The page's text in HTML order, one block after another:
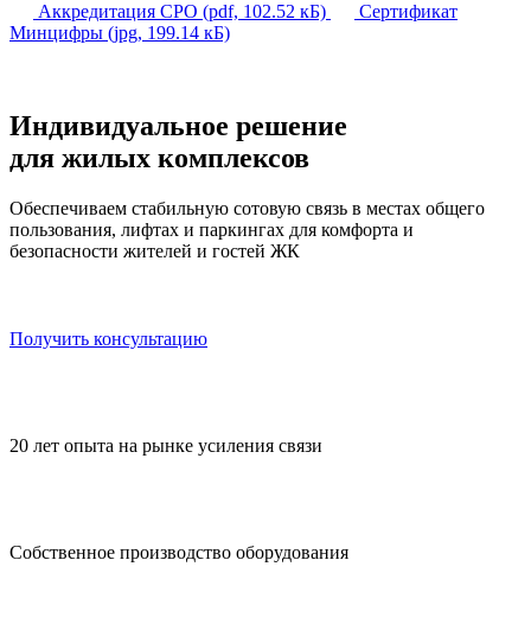
Аккредитация СРО (pdf, 102.52 кБ)
Сертификат
Минцифры (jpg, 199.14 кБ)
Индивидуальное решение
для жилых комплексов
Обеспечиваем стабильную сотовую связь в местах общего
пользования, лифтах и паркингах для комфорта и
безопасности жителей и гостей ЖК
Получить консультацию
20 лет опыта на рынке усиления связи
Собственное производство оборудования